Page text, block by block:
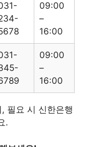
09:00
–
16:00
09:00
–
16:00
필요 시 신한은행
.